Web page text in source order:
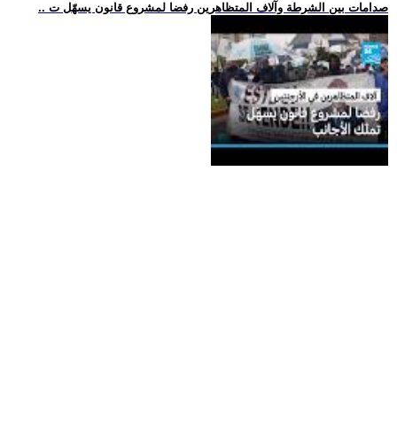
.. صدامات بين الشرطة وآلاف المتظاهرين رفضا لمشروع قانون يسهّل ت